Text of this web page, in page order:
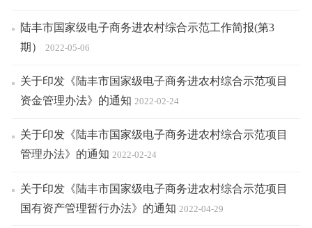
陆丰市国家级电子商务进农村综合示范工作简报(第3
期）
2022-05-06
关于印发《陆丰市国家级电子商务进农村综合示范项目
资金管理办法》的通知 2022-02-24
关于印发《陆丰市国家级电子商务进农村综合示范项目
管理办法》的通知 2022-02-24
关于印发《陆丰市国家级电子商务进农村综合示范项目
国有资产管理暂行办法》的通知 2022-04-29